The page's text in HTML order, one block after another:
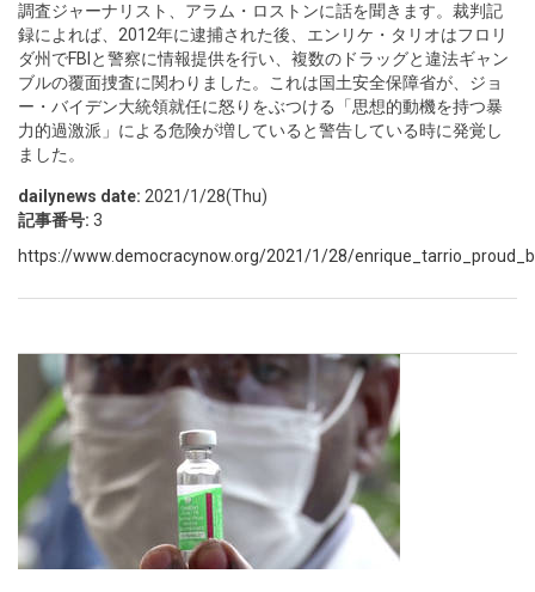
調査ジャーナリスト、アラム・ロストンに話を聞きます。裁判記
録によれば、2012年に逮捕された後、エンリケ・タリオはフロリ
ダ州でFBIと警察に情報提供を行い、複数のドラッグと違法ギャン
ブルの覆面捜査に関わりました。これは国土安全保障省が、ジョ
ー・バイデン大統領就任に怒りをぶつける「思想的動機を持つ暴
力的過激派」による危険が増していると警告している時に発覚し
ました。
dailynews date: 2021/1/28(Thu)
記事番号: 3
https://www.democracynow.org/2021/1/28/